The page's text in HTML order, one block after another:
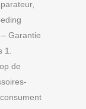
Garantie
de